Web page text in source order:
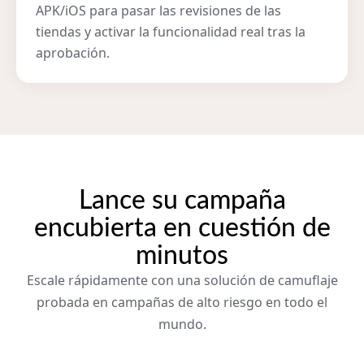
APK/iOS para pasar las revisiones de las
tiendas y activar la funcionalidad real tras la
aprobación.
Lance su campaña
encubierta en cuestión de
minutos
Escale rápidamente con una solución de camuflaje
probada en campañas de alto riesgo en todo el
mundo.